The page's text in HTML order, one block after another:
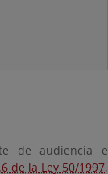
de audiencia e
de la Ley 50/1997,